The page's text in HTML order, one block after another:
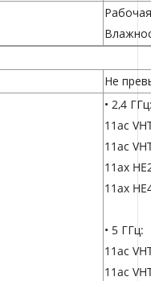
Не
• 2,4
11ac
11ac
11ax
11ax
• 5 ГГц:
11ac
11ac